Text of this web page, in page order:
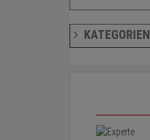
Kategorien
KATEGORIEN